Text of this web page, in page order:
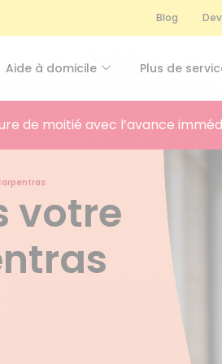
Blog
Aide à domicile Plus de
de moitié avec l’avance
votre